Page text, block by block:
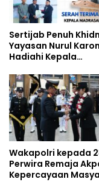
Sertijab Penuh
Yayasan Nurul
Hadiahi Kepala
Umrah
Wakapolri kepada
Perwira Remaja
Kepercayaan